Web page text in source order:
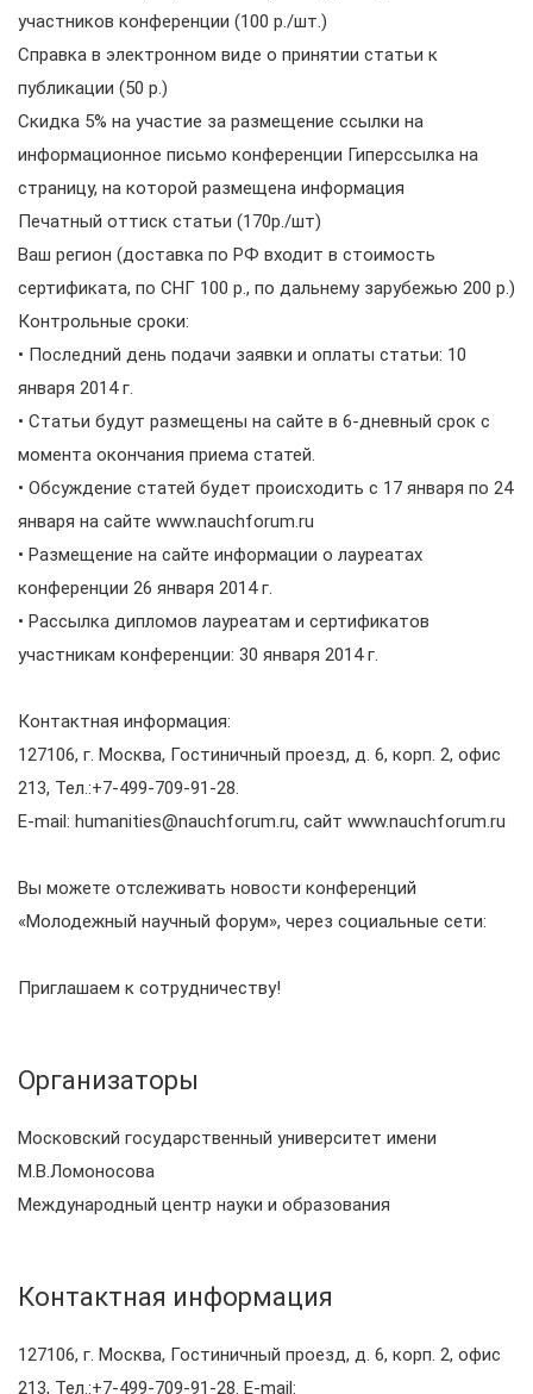
участников конференции (100 р./шт.)
Справка в электронном виде о принятии статьи к
публикации (50 р.)
Скидка 5% на участие за размещение ссылки на
информационное письмо конференции Гиперссылка на
страницу, на которой размещена информация
Печатный оттиск статьи (170р./шт)
Ваш регион (доставка по РФ входит в стоимость
сертификата, по СНГ 100 р., по дальнему зарубежью 200 р.)
Контрольные сроки:
• Последний день подачи заявки и оплаты статьи: 10
января 2014 г.
• Статьи будут размещены на сайте в 6-дневный срок с
момента окончания приема статей.
• Обсуждение статей будет происходить с 17 января по 24
января на сайте www.nauchforum.ru
• Размещение на сайте информации о лауреатах
конференции 26 января 2014 г.
• Рассылка дипломов лауреатам и сертификатов
участникам конференции: 30 января 2014 г.
Контактная информация:
127106, г. Москва, Гостиничный проезд, д. 6, корп. 2, офис
213, Тел.:+7-499-709-91-28.
E-mail: humanities@nauchforum.ru, сайт www.nauchforum.ru
Вы можете отслеживать новости конференций
«Молодежный научный форум», через социальные сети:
Приглашаем к сотрудничеству!
Организаторы
Московский государственный университет имени
М.В.Ломоносова
Международный центр науки и образования
Контактная информация
127106, г. Москва, Гостиничный проезд, д. 6, корп. 2, офис
213, Тел.:+7-499-709-91-28. E-mail: